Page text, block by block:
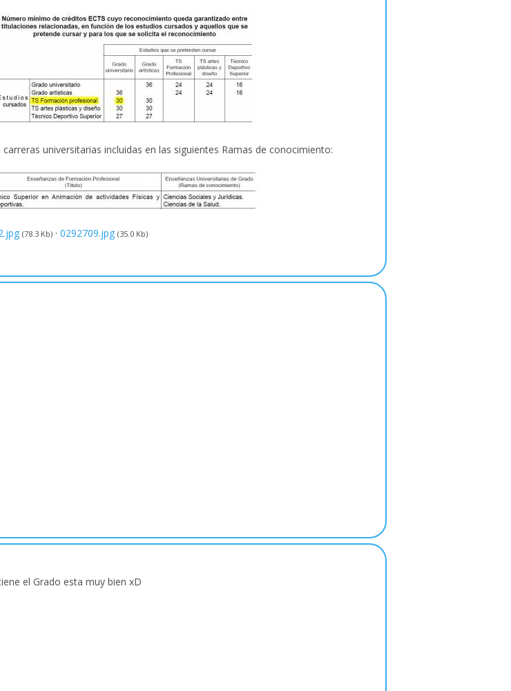
universitarias incluidas en las siguientes Ramas de conocimiento:
(78.3 Kb) · 0292709.jpg (35.0 Kb)
el Grado esta muy bien xD